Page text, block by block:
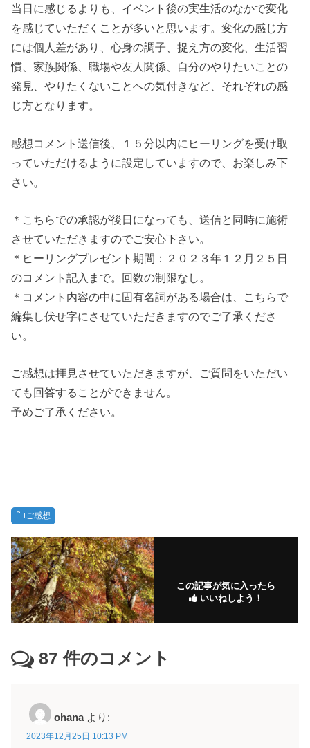
当日に感じるよりも、イベント後の実生活のなかで変化
を感じていただくことが多いと思います。変化の感じ方
には個人差があり、心身の調子、捉え方の変化、生活習
慣、家族関係、職場や友人関係、自分のやりたいことの
発見、やりたくないことへの気付きなど、それぞれの感
じ方となります。
感想コメント送信後、１５分以内にヒーリングを受け取
っていただけるように設定していますので、お楽しみ下
さい。
＊こちらでの承認が後日になっても、送信と同時に施術
させていただきますのでご安心下さい。
＊ヒーリングプレゼント期間：２０２３年１２月２５日
のコメント記入まで。回数の制限なし。
＊コメント内容の中に固有名詞がある場合は、こちらで
編集し伏せ字にさせていただきますのでご了承くださ
い。
ご感想は拝見させていただきますが、ご質問をいただい
ても回答することができません。
予めご了承ください。
ご感想
この記事が気に入ったら
いいねしよう！
87 件のコメント
ohana より:
2023年12月25日 10:13 PM